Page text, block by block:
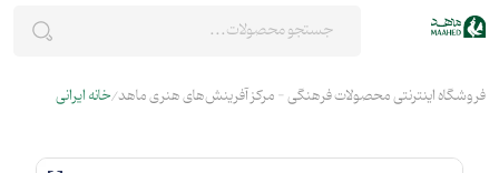
فروشگاه اینترنتی محصولات فرهنگی - مرکز آفرینش‌های هنری ماهد خانه ایرانی